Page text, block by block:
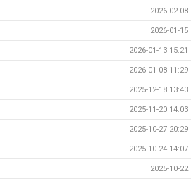
2026-02-08
2026-01-15
2026-01-13 15:21
2026-01-08 11:29
2025-12-18 13:43
2025-11-20 14:03
2025-10-27 20:29
2025-10-24 14:07
2025-10-22